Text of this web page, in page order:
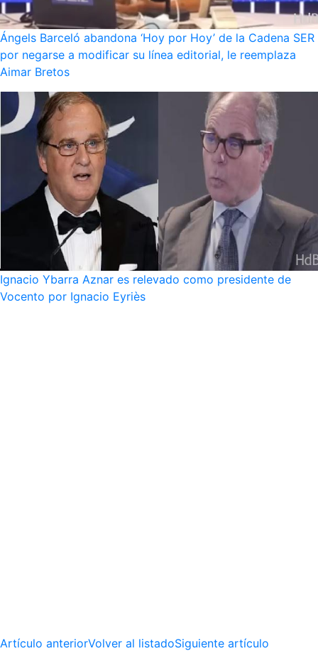
Ángels Barceló abandona ‘Hoy por Hoy’ de la Cadena SER
por negarse a modificar su línea editorial, le reemplaza
Aimar Bretos
Ignacio Ybarra Aznar es relevado como presidente de
Vocento por Ignacio Eyriès
Artículo anteriorVolver al listadoSiguiente artículo